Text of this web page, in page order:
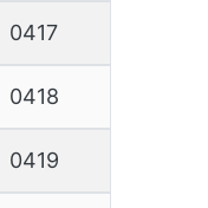
0417
0418
0419